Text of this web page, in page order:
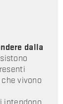
dalla
vivono